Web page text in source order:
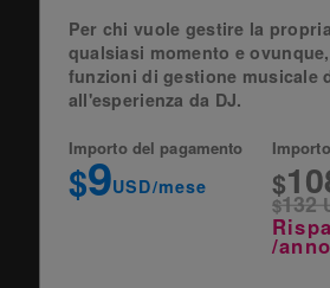
Per chi vuole gestire la
qualsiasi momento e
funzioni di gestione musicale
all'esperienza da DJ.
Importo del pagamento
$9USD/mese $
$132
/anno